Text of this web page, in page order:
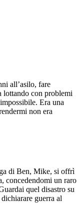
all’asilo, fare
lottando con problemi
Era una
non era
di Ben, Mike, si offrì
concedendomi un raro
quel disastro su
guerra al